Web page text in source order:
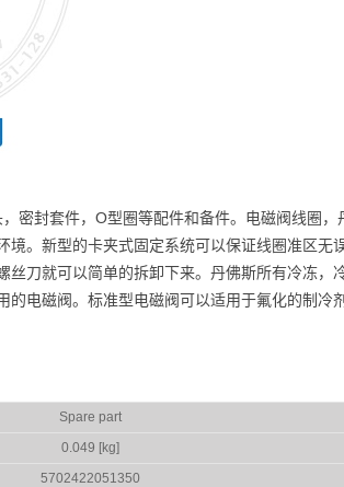
密封套件，O型圈等配件和备件。电磁阀线圈，
。新型的卡夹式固定系统可以保证线圈准区无
丝刀就可以简单的拆卸下来。丹佛斯所有冷冻，
电磁阀。标准型电磁阀可以适用于氟化的制冷
Spare part
0.049 [kg]
5702422051350